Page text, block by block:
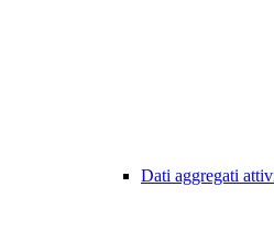
Dati aggregati